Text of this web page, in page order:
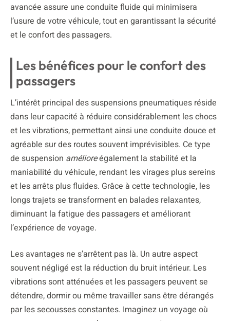
avancée assure une conduite fluide qui minimisera
l’usure de votre véhicule, tout en garantissant la sécurité
et le confort des passagers.
Les bénéfices pour le confort des
passagers
L’intérêt principal des suspensions pneumatiques réside
dans leur capacité à réduire considérablement les chocs
et les vibrations, permettant ainsi une conduite douce et
agréable sur des routes souvent imprévisibles. Ce type
de suspension amélioreégalement la stabilité et la
maniabilité du véhicule, rendant les virages plus sereins
et les arrêts plus fluides. Grâce à cette technologie, les
longs trajets se transforment en balades relaxantes,
diminuant la fatigue des passagers et améliorant
l’expérience de voyage.
Les avantages ne s’arrêtent pas là. Un autre aspect
souvent négligé est la réduction du bruit intérieur. Les
vibrations sont atténuées et les passagers peuvent se
détendre, dormir ou même travailler sans être dérangés
par les secousses constantes. Imaginez un voyage où